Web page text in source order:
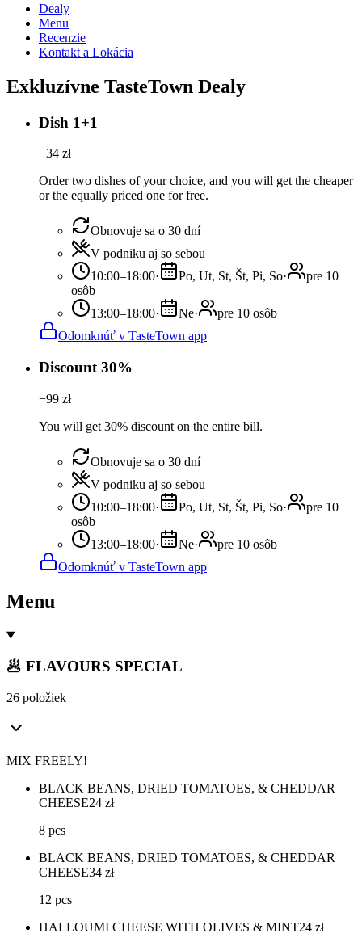
Dealy
Menu
Recenzie
Kontakt a Lokácia
Exkluzívne TasteTown Dealy
Dish 1+1
−34 zł
Order two dishes of your choice, and you will get the cheaper
or the equally priced one for free.
Obnovuje sa o 30 dní
V podniku aj so sebou
10:00–18:00· Po, Ut, St, Št, Pi, So·
pre 10
osôb
13:00–18:00· Ne·
pre 10 osôb
Odomknúť v TasteTown app
Discount 30%
−99 zł
You will get 30% discount on the entire bill.
Obnovuje sa o 30 dní
V podniku aj so sebou
10:00–18:00· Po, Ut, St, Št, Pi, So·
pre 10
osôb
13:00–18:00· Ne·
pre 10 osôb
Odomknúť v TasteTown app
Menu
🥟 FLAVOURS SPECIAL
26 položiek
MIX FREELY!
BLACK BEANS, DRIED TOMATOES, & CHEDDAR
CHEESE24 zł
8 pcs
BLACK BEANS, DRIED TOMATOES, & CHEDDAR
CHEESE34 zł
12 pcs
HALLOUMI CHEESE WITH OLIVES & MINT24 zł